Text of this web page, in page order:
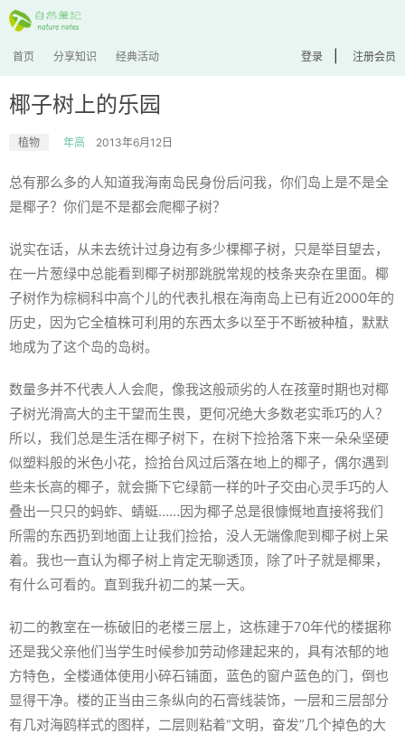
首页 分享知识 经典活动 登录 注册会员
椰子树上的乐园
植物 年高 2013年6月12日
总有那么多的人知道我海南岛民身份后问我，你们岛上是不是全
是椰子？你们是不是都会爬椰子树？
说实在话，从未去统计过身边有多少棵椰子树，只是举目望去，
在一片葱绿中总能看到椰子树那跳脱常规的枝条夹杂在里面。椰
子树作为棕榈科中高个儿的代表扎根在海南岛上已有近2000年的
历史，因为它全植株可利用的东西太多以至于不断被种植，默默
地成为了这个岛的岛树。
数量多并不代表人人会爬，像我这般顽劣的人在孩童时期也对椰
子树光滑高大的主干望而生畏，更何况绝大多数老实乖巧的人？
所以，我们总是生活在椰子树下，在树下捡拾落下来一朵朵坚硬
似塑料般的米色小花，捡拾台风过后落在地上的椰子，偶尔遇到
些未长高的椰子，就会撕下它绿箭一样的叶子交由心灵手巧的人
叠出一只只的蚂蚱、蜻蜓……因为椰子总是很慷慨地直接将我们
所需的东西扔到地面上让我们捡拾，没人无端像爬到椰子树上呆
着。我也一直认为椰子树上肯定无聊透顶，除了叶子就是椰果，
有什么可看的。直到我升初二的某一天。
初二的教室在一栋破旧的老楼三层上，这栋建于70年代的楼据称
还是我父亲他们当学生时候参加劳动修建起来的，具有浓郁的地
方特色，全楼通体使用小碎石铺面，蓝色的窗户蓝色的门，倒也
显得干净。楼的正当由三条纵向的石膏线装饰，一层和三层部分
有几对海鸥样式的图样，二层则粘着“文明，奋发”几个掉色的大